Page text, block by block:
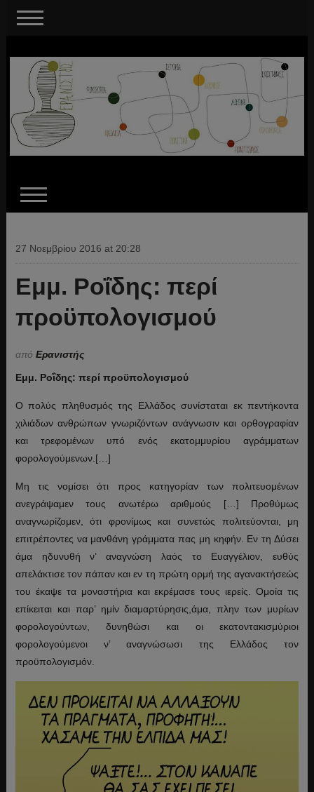
27 Νοεμβρίου 2016 at 20:28
Εμμ. Ροΐδης: περί
προϋπολογισμού
από Ερανιστής
Εμμ. Ροΐδης: περί προϋπολογισμού
Ο πολύς πληθυσμός της Ελλάδος συνίσταται εκ πεντήκοντα
χιλιάδων ανθρώπων γνωριζόντων ανάγνωσιν και ορθογραφίαν
και τρεφομένων υπό ενός εκατομμυρίου αγράμματων
φορολογούμενων.[…]
Μη τις νομίσει ότι προς κατηγορίαν των πολιτευομένων
ανεγράψαμεν τους ανωτέρω αριθμούς […] Προθύμως
αναγνωρίζομεν, ότι φρονίμως και συνετώς πολιτεύονται, μη
επιτρέποντες να μανθάνη γράμματα πας μη κηφήν. Εν τη Δύσει
άμα ηδυνυθή ν’ αναγνώση λαός το Ευαγγέλιον, ευθύς
απελάκτισε τον πάπαν και εν τη πρώτη ορμή της αγανακτήσεώς
του έκαψε τα μοναστήρια και εκρέμασε τους ιερείς. Ομοία τις
επίκειται και παρ’ ημίν διαμαρτύρησις,άμα, πλην των μυρίων
φορολογούντων, δυνηθώσι και οι εκατοντακισμύριοι
φορολογούμενοι ν’ αναγνώσωσι της Ελλάδος τον
προϋπολογισμόν.